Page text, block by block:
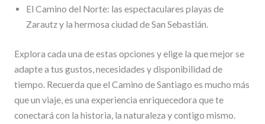
El Camino del Norte: las espectaculares playas de
Zarautz y la hermosa ciudad de San Sebastián.
Explora cada una de estas opciones y elige la que mejor se
adapte a tus gustos, necesidades y disponibilidad de
tiempo. Recuerda que el Camino de Santiago es mucho más
que un viaje, es una experiencia enriquecedora que te
conectará con la historia, la naturaleza y contigo mismo.